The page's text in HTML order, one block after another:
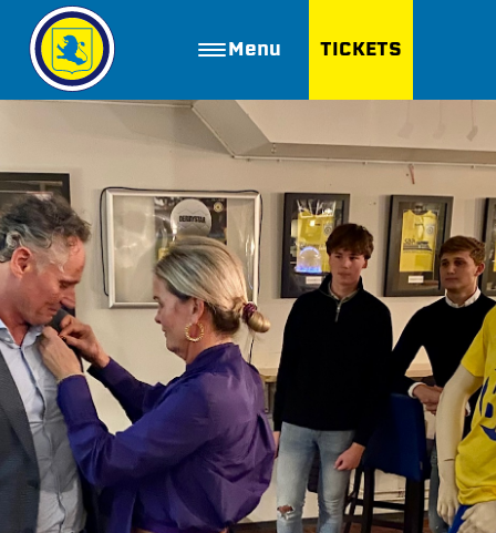
Menu TICKETS
ZOEKEN
Golfbaan Ter Specke
Webshop
Nieuws
Vacatures
Join FC Lisse
Aanmelden voor proeftraining
Lid worden van FC Lisse
Word vrijwilliger
De Club van 100
Uitschrijven